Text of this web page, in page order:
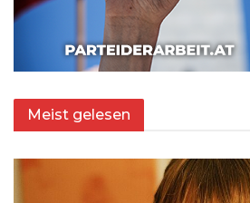
Meist gelesen